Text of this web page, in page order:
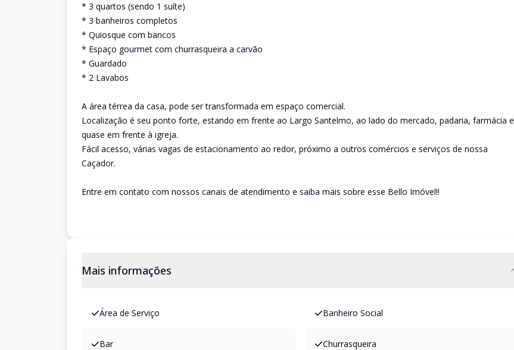
* 3 quartos (sendo 1 suíte)
* 3 banheiros completos
* Quiosque com bancos
* Espaço gourmet com churrasqueira a carvão
* Guardado
* 2 Lavabos
A área térrea da casa, pode ser transformada em espaço comercial.
Localização é seu ponto forte, estando em frente ao Largo Santelmo, ao lado do mercado, padaria, farmácia e
quase em frente à igreja.
Fácil acesso, várias vagas de estacionamento ao redor, próximo a outros comércios e serviços de nossa
Caçador.
Entre em contato com nossos canais de atendimento e saiba mais sobre esse Bello Imóvel!!
Mais informações
Área de Serviço Banheiro Social
Bar Churrasqueira